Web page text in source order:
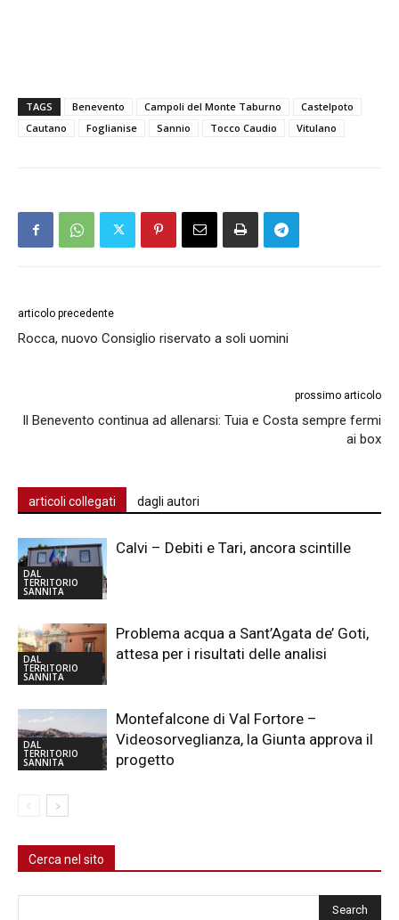
TAGS Benevento Campoli del Monte Taburno
Castelpoto
Cautano
Foglianise Sannio Tocco Caudio Vitulano
articolo precedente
Rocca, nuovo Consiglio riservato a soli uomini
prossimo articolo
Il Benevento continua ad allenarsi: Tuia e Costa sempre fermi
ai box
articoli collegati dagli autori
DAL
TERRITORIO
SANNITA
Calvi – Debiti e Tari, ancora scintille
DAL
TERRITORIO
SANNITA
Problema acqua a Sant’Agata de’ Goti,
attesa per i risultati delle analisi
DAL
TERRITORIO
SANNITA
Montefalcone di Val Fortore –
Videosorveglianza, la Giunta approva il
progetto
Cerca nel sito